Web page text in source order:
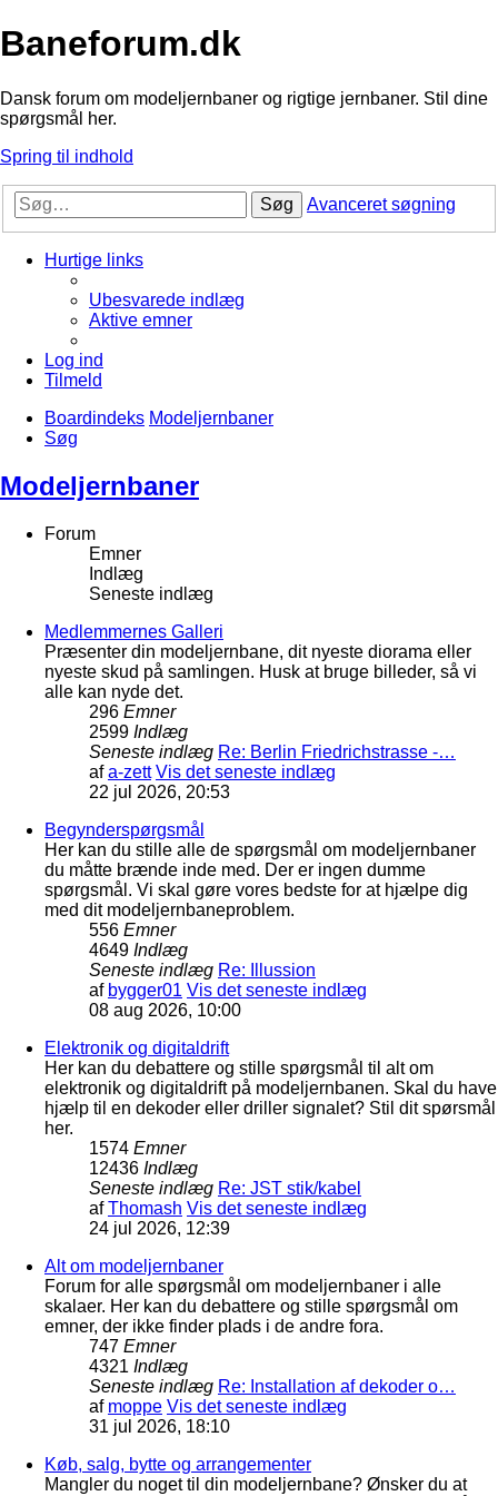
Baneforum.dk
Dansk forum om modeljernbaner og rigtige jernbaner. Stil dine
spørgsmål her.
Spring til indhold
Søg Avanceret søgning
Hurtige links
Ubesvarede indlæg
Aktive emner
Log ind
Tilmeld
Boardindeks Modeljernbaner
Søg
Modeljernbaner
Forum
Emner
Indlæg
Seneste indlæg
Medlemmernes Galleri
Præsenter din modeljernbane, dit nyeste diorama eller
nyeste skud på samlingen. Husk at bruge billeder, så vi
alle kan nyde det.
296 Emner
2599 Indlæg
Seneste indlæg Re: Berlin Friedrichstrasse -…
afa-zett Vis det seneste indlæg
22 jul 2026, 20:53
Begynderspørgsmål
Her kan du stille alle de spørgsmål om modeljernbaner
du måtte brænde inde med. Der er ingen dumme
spørgsmål. Vi skal gøre vores bedste for at hjælpe dig
med dit modeljernbaneproblem.
556 Emner
4649 Indlæg
Seneste indlæg Re: Illussion
af bygger01 Vis det seneste indlæg
08 aug 2026, 10:00
Elektronik og digitaldrift
Her kan du debattere og stille spørgsmål til alt om
elektronik og digitaldrift på modeljernbanen. Skal du have
hjælp til en dekoder eller driller signalet? Stil dit spørsmål
her.
1574 Emner
12436 Indlæg
Seneste indlæg Re: JST stik/kabel
afThomash Vis det seneste indlæg
24 jul 2026, 12:39
Alt om modeljernbaner
Forum for alle spørgsmål om modeljernbaner i alle
skalaer. Her kan du debattere og stille spørgsmål om
emner, der ikke finder plads i de andre fora.
747 Emner
4321 Indlæg
Seneste indlæg Re: Installation af dekoder o…
af moppe Vis det seneste indlæg
31 jul 2026, 18:10
Køb, salg, bytte og arrangementer
Mangler du noget til din modeljernbane? Ønsker du at